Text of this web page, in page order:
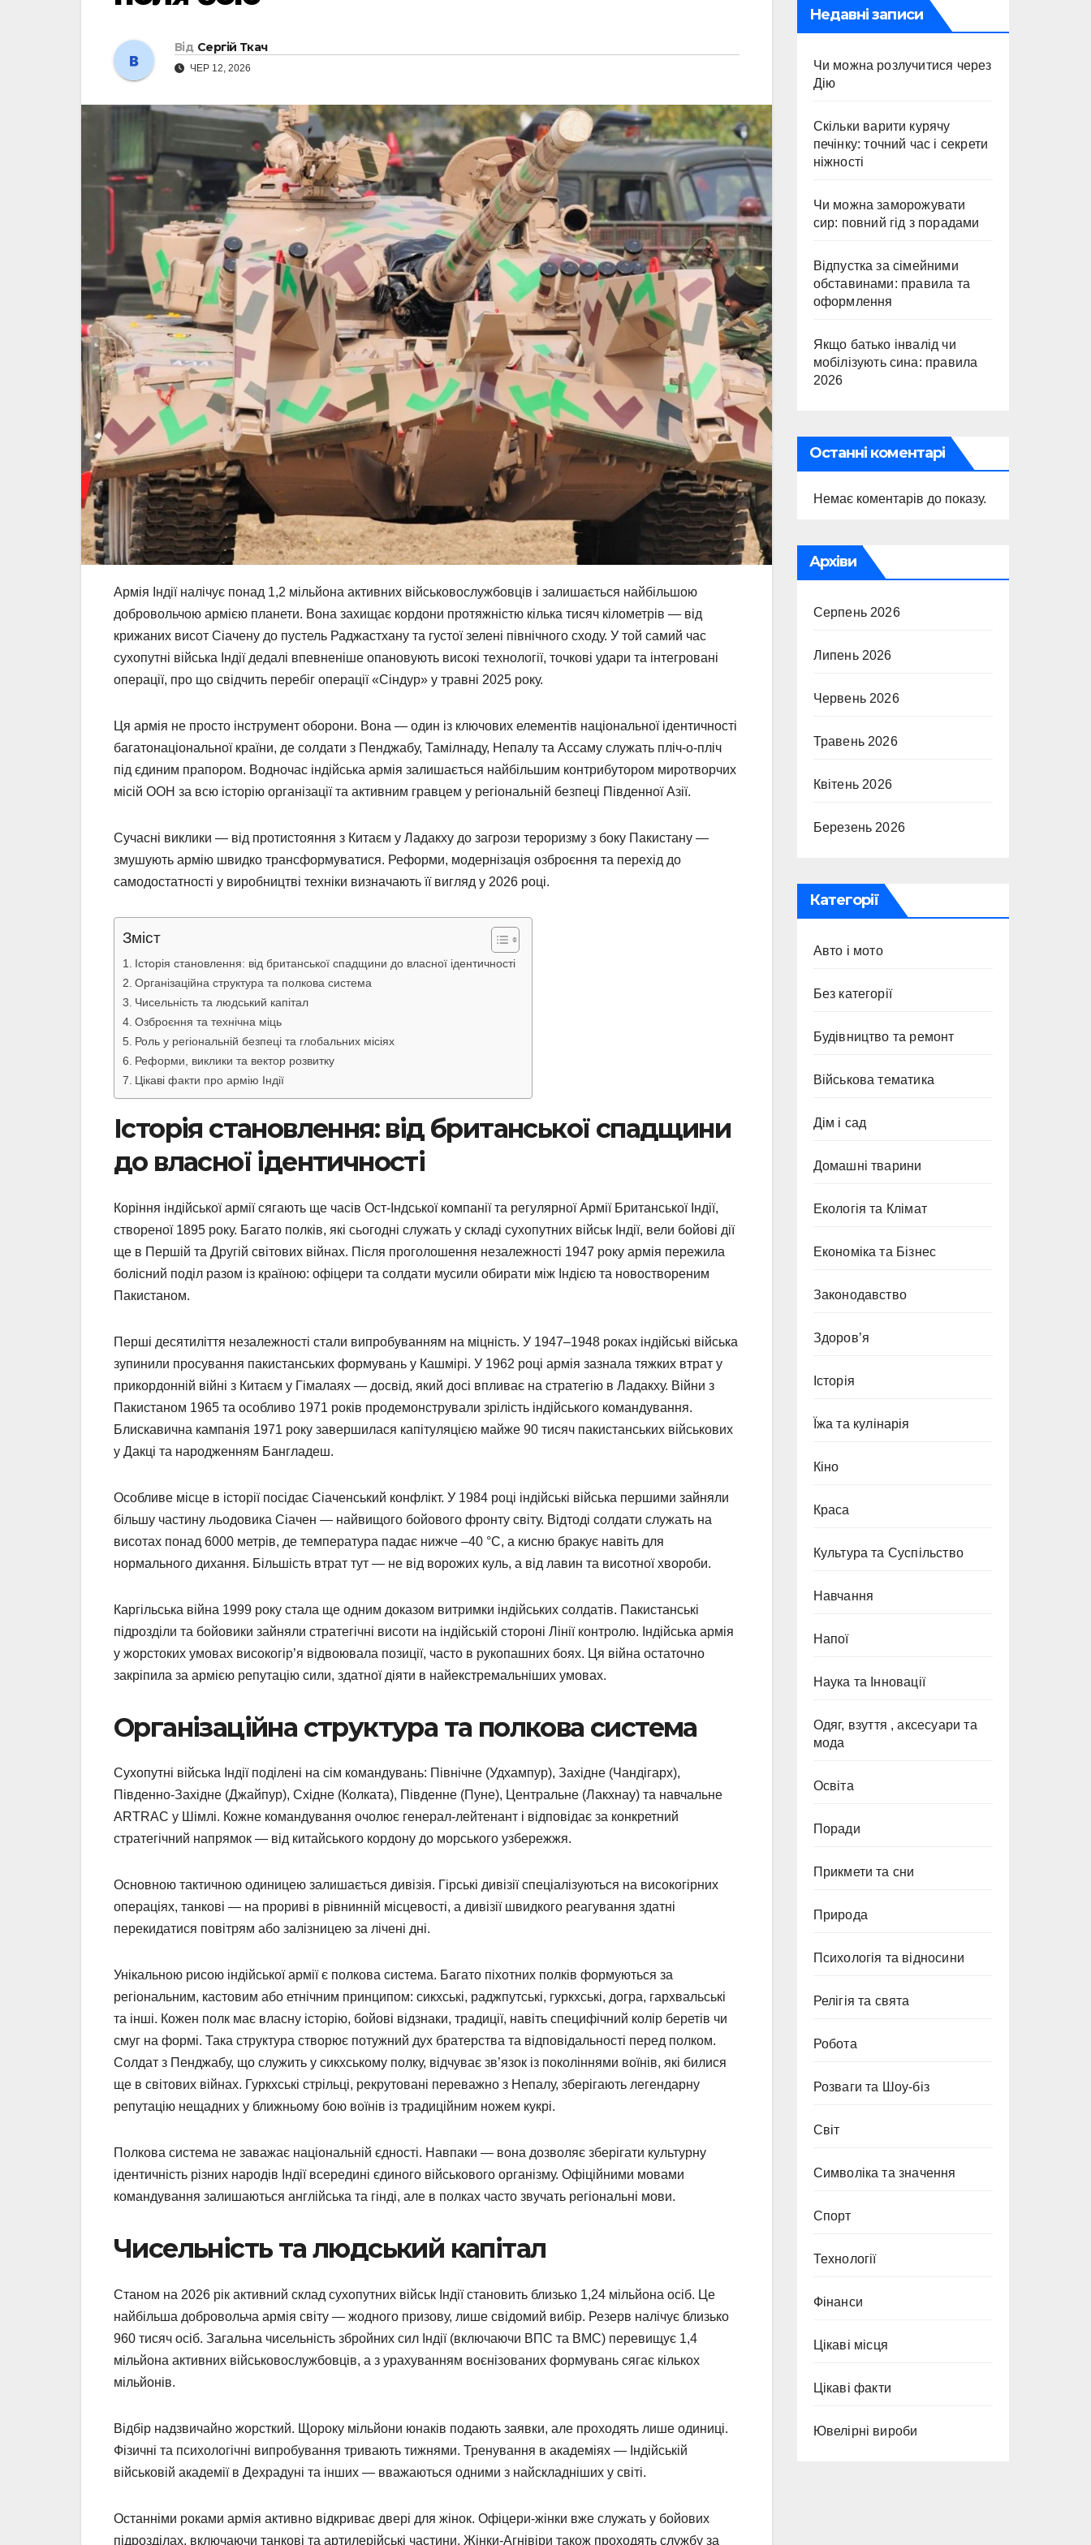
Від Сергій Ткач
ЧЕР 12, 2026
Армія Індії налічує понад 1,2 мільйона активних військовослужбовців і залишається найбільшою
добровольчою армією планети. Вона захищає кордони протяжністю кілька тисяч кілометрів — від
крижаних висот Сіачену до пустель Раджастхану та густої зелені північного сходу. У той самий час
сухопутні війська Індії дедалі впевненіше опановують високі технології, точкові удари та інтегровані
операції, про що свідчить перебіг операції «Сіндур» у травні 2025 року.
Ця армія не просто інструмент оборони. Вона — один із ключових елементів національної ідентичності
багатонаціональної країни, де солдати з Пенджабу, Тамілнаду, Непалу та Ассаму служать пліч-о-пліч
під єдиним прапором. Водночас індійська армія залишається найбільшим контрибутором миротворчих
місій ООН за всю історію організації та активним гравцем у регіональній безпеці Південної Азії.
Сучасні виклики — від протистояння з Китаєм у Ладакху до загрози тероризму з боку Пакистану —
змушують армію швидко трансформуватися. Реформи, модернізація озброєння та перехід до
самодостатності у виробництві техніки визначають її вигляд у 2026 році.
Зміст
Історія становлення: від британської спадщини до власної ідентичності
Організаційна структура та полкова система
Чисельність та людський капітал
Озброєння та технічна міць
Роль у регіональній безпеці та глобальних місіях
Реформи, виклики та вектор розвитку
Цікаві факти про армію Індії
Історія становлення: від британської спадщини
до власної ідентичності
Коріння індійської армії сягають ще часів Ост-Індської компанії та регулярної Армії Британської Індії,
створеної 1895 року. Багато полків, які сьогодні служать у складі сухопутних військ Індії, вели бойові дії
ще в Першій та Другій світових війнах. Після проголошення незалежності 1947 року армія пережила
болісний поділ разом із країною: офіцери та солдати мусили обирати між Індією та новоствореним
Пакистаном.
Перші десятиліття незалежності стали випробуванням на міцність. У 1947–1948 роках індійські війська
зупинили просування пакистанських формувань у Кашмірі. У 1962 році армія зазнала тяжких втрат у
прикордонній війні з Китаєм у Гімалаях — досвід, який досі впливає на стратегію в Ладакху. Війни з
Пакистаном 1965 та особливо 1971 років продемонстрували зрілість індійського командування.
Блискавична кампанія 1971 року завершилася капітуляцією майже 90 тисяч пакистанських військових
у Дакці та народженням Бангладеш.
Особливе місце в історії посідає Сіаченський конфлікт. У 1984 році індійські війська першими зайняли
більшу частину льодовика Сіачен — найвищого бойового фронту світу. Відтоді солдати служать на
висотах понад 6000 метрів, де температура падає нижче –40 °C, а кисню бракує навіть для
нормального дихання. Більшість втрат тут — не від ворожих куль, а від лавин та висотної хвороби.
Каргільська війна 1999 року стала ще одним доказом витримки індійських солдатів. Пакистанські
підрозділи та бойовики зайняли стратегічні висоти на індійській стороні Лінії контролю. Індійська армія
у жорстоких умовах високогір’я відвоювала позиції, часто в рукопашних боях. Ця війна остаточно
закріпила за армією репутацію сили, здатної діяти в найекстремальніших умовах.
Організаційна структура та полкова система
Сухопутні війська Індії поділені на сім командувань: Північне (Удхампур), Західне (Чандігарх),
Південно-Західне (Джайпур), Східне (Колката), Південне (Пуне), Центральне (Лакхнау) та навчальне
ARTRAC у Шімлі. Кожне командування очолює генерал-лейтенант і відповідає за конкретний
стратегічний напрямок — від китайського кордону до морського узбережжя.
Основною тактичною одиницею залишається дивізія. Гірські дивізії спеціалізуються на високогірних
операціях, танкові — на прориві в рівнинній місцевості, а дивізії швидкого реагування здатні
перекидатися повітрям або залізницею за лічені дні.
Унікальною рисою індійської армії є полкова система. Багато піхотних полків формуються за
регіональним, кастовим або етнічним принципом: сикхські, раджпутські, гуркхські, догра, гархвальські
та інші. Кожен полк має власну історію, бойові відзнаки, традиції, навіть специфічний колір беретів чи
смуг на формі. Така структура створює потужний дух братерства та відповідальності перед полком.
Солдат з Пенджабу, що служить у сикхському полку, відчуває зв’язок із поколіннями воїнів, які билися
ще в світових війнах. Гуркхські стрільці, рекрутовані переважно з Непалу, зберігають легендарну
репутацію нещадних у ближньому бою воїнів із традиційним ножем кукрі.
Полкова система не заважає національній єдності. Навпаки — вона дозволяє зберігати культурну
ідентичність різних народів Індії всередині єдиного військового організму. Офіційними мовами
командування залишаються англійська та гінді, але в полках часто звучать регіональні мови.
Чисельність та людський капітал
Станом на 2026 рік активний склад сухопутних військ Індії становить близько 1,24 мільйона осіб. Це
найбільша добровольча армія світу — жодного призову, лише свідомий вибір. Резерв налічує близько
960 тисяч осіб. Загальна чисельність збройних сил Індії (включаючи ВПС та ВМС) перевищує 1,4
мільйона активних військовослужбовців, а з урахуванням воєнізованих формувань сягає кількох
мільйонів.
Відбір надзвичайно жорсткий. Щороку мільйони юнаків подають заявки, але проходять лише одиниці.
Фізичні та психологічні випробування тривають тижнями. Тренування в академіях — Індійській
військовій академії в Дехрадуні та інших — вважаються одними з найскладніших у світі.
Останніми роками армія активно відкриває двері для жінок. Офіцери-жінки вже служать у бойових
підрозділах, включаючи танкові та артилерійські частини. Жінки-Агнівіри також проходять службу за
Недавні записи
Чи можна розлучитися через
Дію
Скільки варити курячу
печінку: точний час і секрети
ніжності
Чи можна заморожувати
сир: повний гід з порадами
Відпустка за сімейними
обставинами: правила та
оформлення
Якщо батько інвалід чи
мобілізують сина: правила
2026
Останні коментарі
Немає коментарів до показу.
Архіви
Серпень 2026
Липень 2026
Червень 2026
Травень 2026
Квітень 2026
Березень 2026
Категорії
Авто і мото
Без категорії
Будівництво та ремонт
Військова тематика
Дім і сад
Домашні тварини
Екологія та Клімат
Економіка та Бізнес
Законодавство
Здоров’я
Історія
Їжа та кулінарія
Кіно
Краса
Культура та Суспільство
Навчання
Напої
Наука та Інновації
Одяг, взуття , аксесуари та
мода
Освіта
Поради
Прикмети та сни
Природа
Психологія та відносини
Релігія та свята
Робота
Розваги та Шоу-біз
Світ
Символіка та значення
Спорт
Технології
Фінанси
Цікаві місця
Цікаві факти
Ювелірні вироби